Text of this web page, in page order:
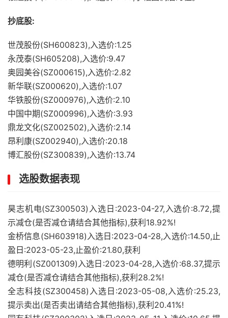
抄底股:
世茂股份(SH600823),入选价:1.25
永茂泰(SH605208),入选价:9.47
奥园美谷(SZ000615),入选价:2.82
新华联(SZ000620),入选价:1.07
华铁股份(SZ000976),入选价:2.10
中国中期(SZ000996),入选价:3.93
鼎龙文化(SZ002502),入选价:2.14
昂利康(SZ002940),入选价:20.18
博汇股份(SZ300839),入选价:13.74
选股数据表现
昊志机电(SZ300503)入选日:2023-04-27,入选价:8.72,提
示减仓(是否减仓请结合其他指标),获利18.92%!
金桥信息(SH603918)入选日:2023-04-28,入选价:14.50,止
盈日:2023-05-23,止盈价:21.80,获利
德明利(SZ001309)入选日:2023-04-28,入选价:68.37,提示
减仓(是否减仓请结合其他指标),获利28.2%!
全志科技(SZ300458)入选日:2023-05-08,入选价:25.23,
提示卖出(是否卖出请结合其他指标),获利20.41%!